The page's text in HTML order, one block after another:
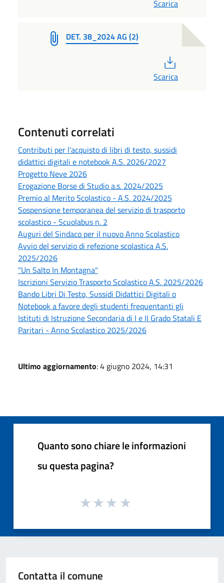
Scarica
DET. 38_2024 AG (2)
Scarica
Contenuti correlati
Contributi per l'acquisto di libri di testo, sussidi
didattici digitali e notebook A.S. 2026/2027
Progetto Neve 2026
Erogazione Borse di Studio a.s. 2024/2025
Premio al Merito Scolastico - A.S. 2024/2025
Sospensione temporanea del servizio di trasporto
scolastico - Scuolabus n. 2
Auguri del Sindaco per il nuovo Anno Scolastico
Avvio del servizio di refezione scolastica A.S.
2025/2026
"Un Salto In Montagna"
Iscrizioni Servizio Trasporto Scolastico A.S. 2025/2026
Bando Libri Di Testo, Sussidi Didattici Digitali o
Notebook a favore degli studenti frequentanti gli
Istituti di Istruzione Secondaria di I e II Grado Statali E
Paritari - Anno Scolastico 2025/2026
Ultimo aggiornamento: 4 giugno 2024, 14:31
Quanto sono chiare le informazioni
su questa pagina?
Contatta il comune